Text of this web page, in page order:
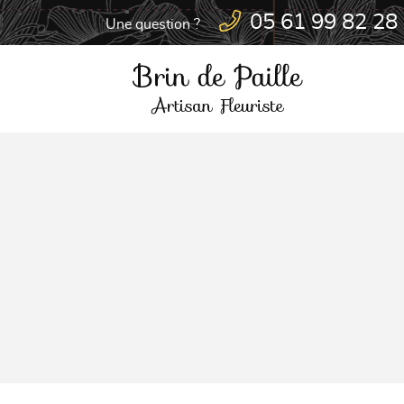
Une question ? 05 61 99 82 28
6 route d'Albi
31200 TOULOUSE